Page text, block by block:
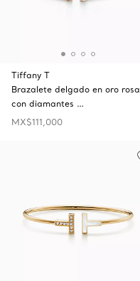
Tiffany T
Brazalete delgado en oro rosa
con diamantes …
MX$111,000